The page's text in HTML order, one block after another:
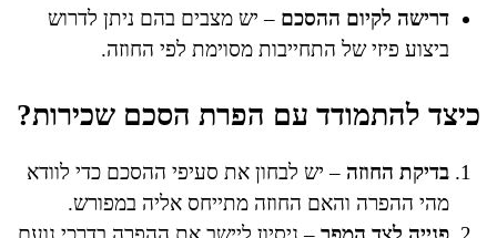
דרישה לקיום ההסכם – יש מצבים בהם ניתן לדרוש
ביצוע פיזי של התחייבות מסוימת לפי החוזה.
כיצד להתמודד עם הפרת הסכם שכירות?
בדיקת החוזה – יש לבחון את סעיפי ההסכם כדי לוודא
מהי ההפרה והאם החוזה מתייחס אליה במפורש.